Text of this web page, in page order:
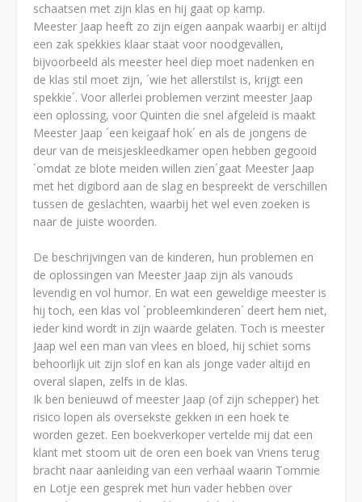
schaatsen met zijn klas en hij gaat op kamp.
Meester Jaap heeft zo zijn eigen aanpak waarbij er altijd
een zak spekkies klaar staat voor noodgevallen,
bijvoorbeeld als meester heel diep moet nadenken en
de klas stil moet zijn, ´wie het allerstilst is, krijgt een
spekkie´. Voor allerlei problemen verzint meester Jaap
een oplossing, voor Quinten die snel afgeleid is maakt
Meester Jaap ´een keigaaf hok´ en als de jongens de
deur van de meisjeskleedkamer open hebben gegooid
´omdat ze blote meiden willen zien´gaat Meester Jaap
met het digibord aan de slag en bespreekt de verschillen
tussen de geslachten, waarbij het wel even zoeken is
naar de juiste woorden.
De beschrijvingen van de kinderen, hun problemen en
de oplossingen van Meester Jaap zijn als vanouds
levendig en vol humor. En wat een geweldige meester is
hij toch, een klas vol ´probleemkinderen´ deert hem niet,
ieder kind wordt in zijn waarde gelaten. Toch is meester
Jaap wel een man van vlees en bloed, hij schiet soms
behoorlijk uit zijn slof en kan als jonge vader altijd en
overal slapen, zelfs in de klas.
Ik ben benieuwd of meester Jaap (of zijn schepper) het
risico lopen als oversekste gekken in een hoek te
worden gezet. Een boekverkoper vertelde mij dat een
klant met stoom uit de oren een boek van Vriens terug
bracht naar aanleiding van een verhaal waarin Tommie
en Lotje een gesprek met hun vader hebben over